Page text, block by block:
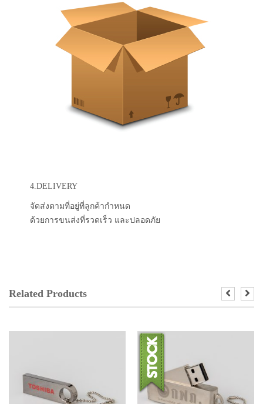
4.DELIVERY
จัดส่งตามที่อยู่ที่ลูกค้ากำหนด
ด้วยการขนส่งที่รวดเร็ว และปลอดภัย
Related Products